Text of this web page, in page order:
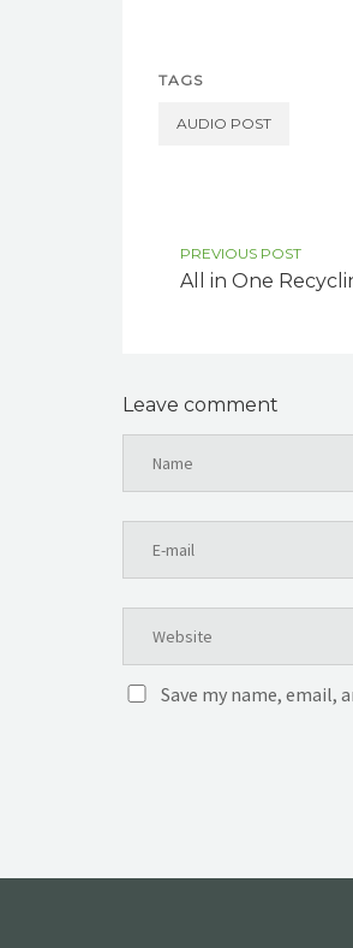
TAGS
AUDIO POST
PREVIOUS POST
All in One
Leave comment
Save my name, email,